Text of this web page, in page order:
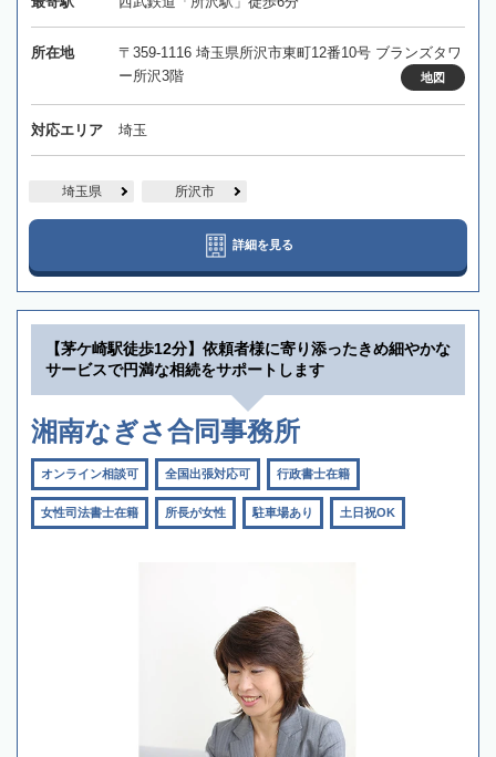
所在地
〒359-1116 埼玉県所沢市東町12番10号 ブランズタワ
ー所沢3階
地図
対応エリア 埼玉
埼玉県 所沢市
詳細を見る
【茅ケ崎駅徒歩12分】依頼者様に寄り添ったきめ細やかな
サービスで円満な相続をサポートします
湘南なぎさ合同事務所
オンライン相談可 全国出張対応可 行政書士在籍
女性司法書士在籍 所長が女性 駐車場あり 土日祝OK